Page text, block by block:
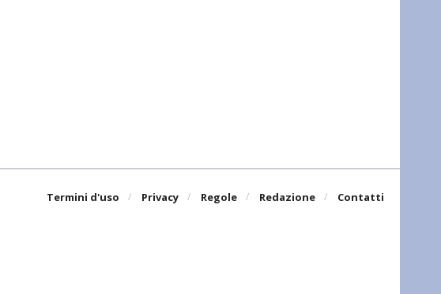
Termini d'uso Privacy Regole Redazione Contatti